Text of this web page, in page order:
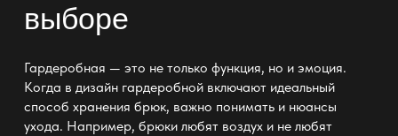
выборе
Гардеробная — это не только функция, но и эмоция.
Когда в дизайн гардеробной включают идеальный
способ хранения брюк, важно понимать и нюансы
ухода. Например, брюки любят воздух и не любят